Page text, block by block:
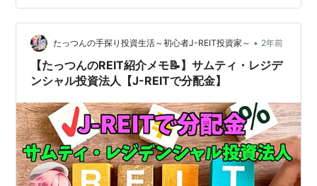
80％以上を占め、住居もシングル・コンパクトタイプの
物件を重視する方針のようです。平均稼働率98.4%、平
均築年数は12.1年です。今回の分配金は1口あたり3118円
でした。私は6単位保有しています。 以下…
たっつんの手探り投資生活～初心者J-REIT投資家～ • 2年前
【たっつんのREIT紹介メモ📝】サムティ・レジデ
ンシャル投資法人【J-REITで分配金】